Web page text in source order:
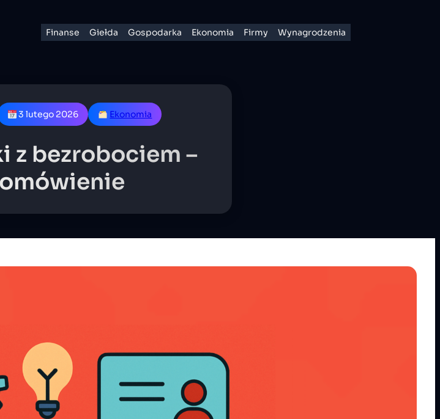
Finanse Giełda Gospodarka Ekonomia Firmy Wynagrodzenia
3 lutego 2026 Ekonomia
z bezrobociem –